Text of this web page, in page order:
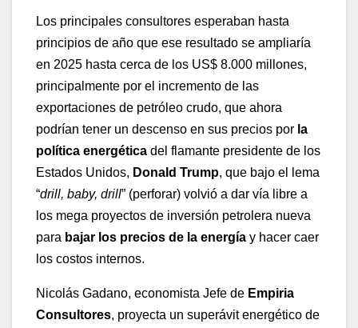
Los principales consultores esperaban hasta
principios de año que ese resultado se ampliaría
en 2025 hasta cerca de los US$ 8.000 millones,
principalmente por el incremento de las
exportaciones de petróleo crudo, que ahora
podrían tener un descenso en sus precios por la
política energética del flamante presidente de los
Estados Unidos, Donald Trump, que bajo el lema
“drill, baby, drill” (perforar) volvió a dar vía libre a
los mega proyectos de inversión petrolera nueva
para bajar los precios de la energía y hacer caer
los costos internos.
Nicolás Gadano, economista Jefe de Empiria
Consultores, proyecta un superávit energético de